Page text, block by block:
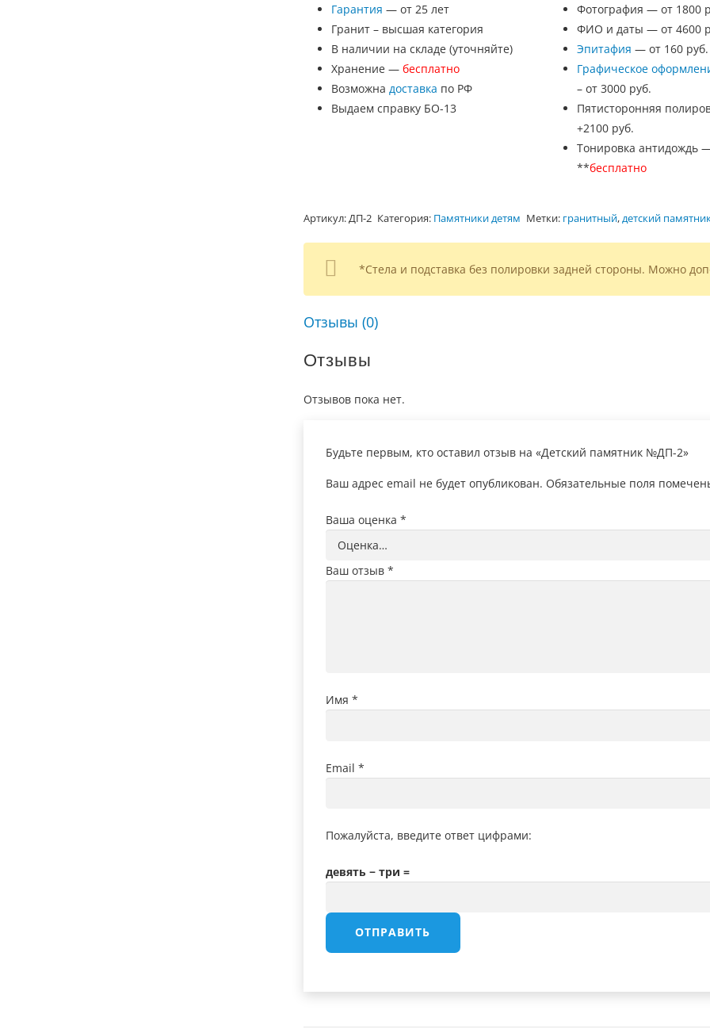
Гарантия — от 25 лет
Гранит – высшая категория
В наличии на складе (уточняйте)
Хранение — бесплатно
Возможна доставка по РФ
Выдаем справку БО-13
Фотография — от 1800
ФИО и даты — от 4600
Эпитафия — от 160 руб.
Графическое
– от 3000 руб.
Пятисторонняя
+2100 руб.
Тонировка антидождь
**бесплатно
Артикул:ДП-2 Категория: Памятники детям Метки: гранитный,детский
*Стела и подставка без полировки задней стороны. Можно
Отзывы (0)
Отзывы
Отзывов пока нет.
Будьте первым, кто оставил отзыв на «Детский памятник №ДП-2»
Ваш адрес email не будет опубликован. Обязательные поля
Ваша оценка *
Ваш отзыв *
Имя *
Email *
Пожалуйста, введите ответ цифрами:
девять − три =